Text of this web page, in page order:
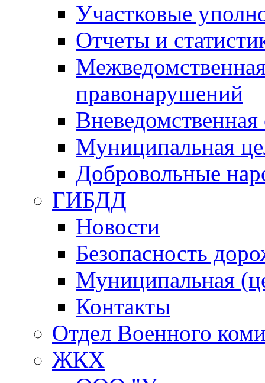
Участковые
Отчеты и
правонарушений
Вневедомственная
Муниципальная
Добровольные
ГИБДД
Новости
Безопасность
Муниципальная
Контакты
Отдел Военного
ЖКХ